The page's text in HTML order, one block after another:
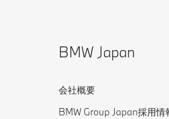
BMW Japan
会社概要
BMW Group Japan採用情